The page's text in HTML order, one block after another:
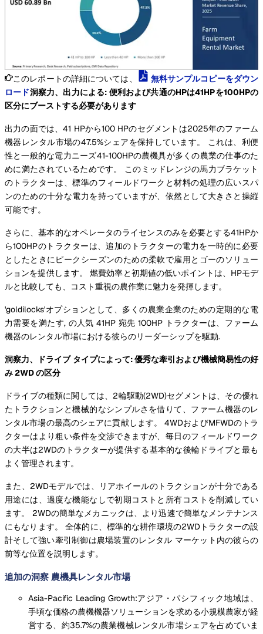
このレポートの詳細については、
無料サンプルコピーをダウン
ロード洞察力、出力による: 便利および共通のHPは41HPを100HPの
区分にブーストする必要があります
出力の面では、41 HPから100 HPのセグメントは2025年のファーム
機器レンタル市場の47.5%シェアを保持しています。 これは、利便
性と一般的な電力ニーズ41-100HPの農機具が多くの農業の仕事のた
めに満たされているためです。 このミッドレンジの馬力ブラケット
のトラクターは、標準のフィールドワークと材料の処理の広いスパ
ンのための十分な電力を持っていますが、依然として大きさと操縦
可能です。
さらに、基本的なオペレータのライセンスのみを必要とする41HPか
ら100HPのトラクターは、追加のトラクターの電力を一時的に必要
としたときにピークシーズンのための柔軟で雇用とゴーのソリュー
ションを提供します。 燃費効率と初期値の低いポイントは、HPモデ
ルと比較しても、コスト重視の農作業に魅力を発揮します。
'goldilocks'オプションとして、多くの農業企業のための定期的な電
力需要を満たす, の人気 41HP 宛先 100HP トラクターは、ファーム
機器のレンタル市場における彼らのリーダーシップを駆動.
洞察力、ドライブ タイプによって: 優秀な牽引および機械簡易性の好
み 2WD の区分
ドライブの種類に関しては、2輪駆動(2WD)セグメントは、その優れ
たトラクションと機械的なシンプルさを借りて、ファーム機器のレ
ンタル市場の最高のシェアに貢献します。 4WDおよびMFWDのトラ
クターはより粗い条件を交渉できますが、毎日のフィールドワーク
の大半は2WDのトラクターが提供する基本的な後輪ドライブと最も
よく管理されます。
また、2WDモデルでは、リアホイールのトラクションが十分である
用途には、過度な機能なしで初期コストと所有コストを削減してい
ます。 2WDの簡単なメカニックは、より迅速で簡単なメンテナンス
にもなります。 全体的に、標準的な耕作環境の2WDトラクターの設
計そして強い牽引制御は農場装置のレンタル マーケット内の彼らの
前等な位置を説明します。
追加の洞察 農機具レンタル市場
Asia-Pacific Leading Growth:アジア・パシフィック地域は、
手頃な価格の農機機器ソリューションを求める小規模農家が経
営する、約35.7%の農業機械レンタル市場シェアを占めていま